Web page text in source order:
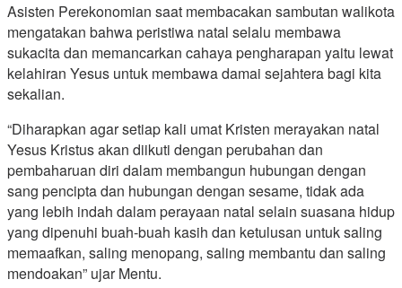
Asisten Perekonomian saat membacakan sambutan walikota
mengatakan bahwa peristiwa natal selalu membawa
sukacita dan memancarkan cahaya pengharapan yaitu lewat
kelahiran Yesus untuk membawa damai sejahtera bagi kita
sekalian.
“Diharapkan agar setiap kali umat Kristen merayakan natal
Yesus Kristus akan diikuti dengan perubahan dan
pembaharuan diri dalam membangun hubungan dengan
sang pencipta dan hubungan dengan sesame, tidak ada
yang lebih indah dalam perayaan natal selain suasana hidup
yang dipenuhi buah-buah kasih dan ketulusan untuk saling
memaafkan, saling menopang, saling membantu dan saling
mendoakan” ujar Mentu.